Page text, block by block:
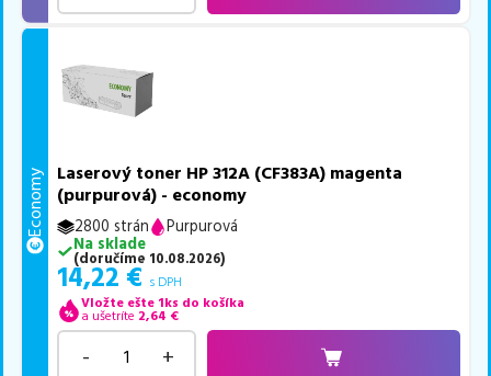
Economy
Laserový toner HP 312A (CF383A) magenta
(purpurová) - economy
2800 strán
Purpurová
Na sklade
(doručíme 10.08.2026)
14,22 € s DPH
Vložte ešte 1ks do košíka
a ušetríte 2,64 €
- +